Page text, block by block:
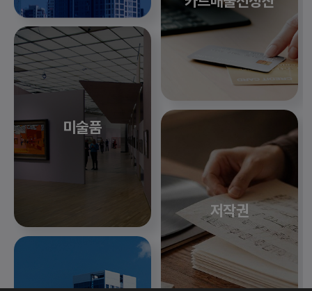
미술품
저작권